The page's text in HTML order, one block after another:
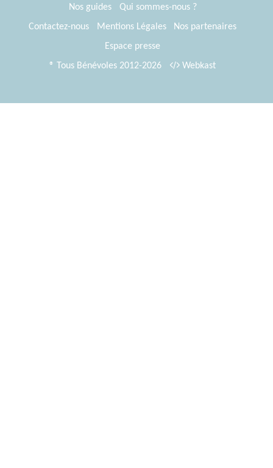
Nos guides
Qui sommes-nous ?
Contactez-nous
Mentions Légales
Nos partenaires
Espace presse
® Tous Bénévoles 2012-2026
Webkast